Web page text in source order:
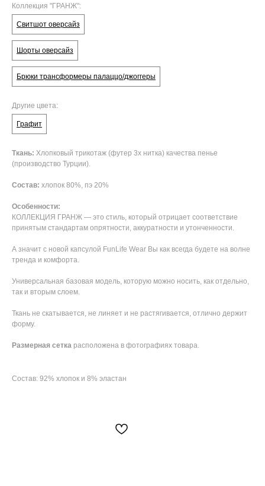
Коллекция "ГРАНЖ":
Свитшот оверсайз
Шорты оверсайз
Брюки трансформеры палаццо/джоггеры
Другие цвета:
Графит
Ткань: Хлопковый трикотаж (футер 3х нитка) качества пенье
(производство Турции).
Состав: хлопок 80%, пэ 20%
Особенности:
КОЛЛЕКЦИЯ ГРАНЖ — это стиль, который отрицает соответствие
принятым стандартам опрятности, аккуратности и утонченности.
А значит с новой капсулой FunLife Wear Вы как всегда будете на волне
тренда и комфорта.
Универсальная базовая модель, которую можно носить, как отдельно,
так и вторым слоем.
Ткань не скатывается, не линяет и не растягивается, отлично держит
форму.
Размерная сетка расположена в фотографиях товара.
Состав: 92% хлопок и 8% эластан